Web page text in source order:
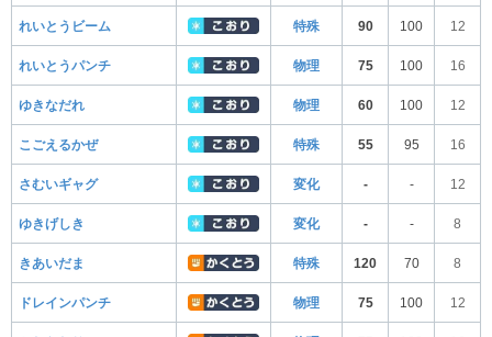
れいとうビーム 特殊 90 100 12
れいとうパンチ 物理 75 100 16
ゆきなだれ 物理 60 100 12
こごえるかぜ 特殊 55 95 16
さむいギャグ 変化 - - 12
ゆきげしき 変化 - - 8
きあいだま 特殊 120 70 8
ドレインパンチ 物理 75 100 12